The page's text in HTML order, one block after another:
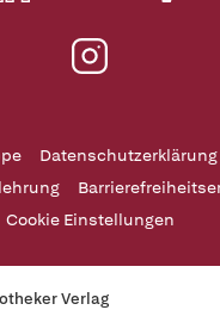
Datenschutzerklärung
Cookie Einstellungen
Verlag